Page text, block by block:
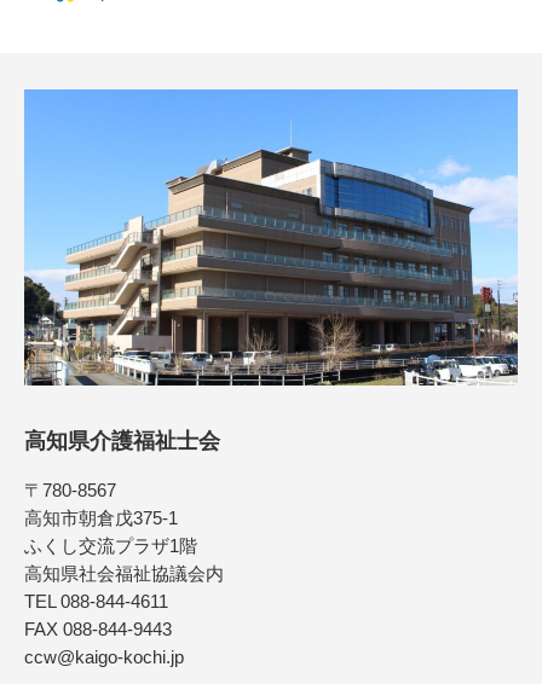
高知県介護福祉士会
〒780-8567
高知市朝倉戊375-1
ふくし交流プラザ1階
高知県社会福祉協議会内
TEL 088-844-4611
FAX 088-844-9443
ccw@kaigo-kochi.jp